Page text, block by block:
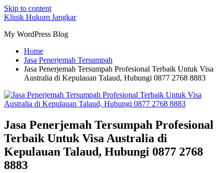
Skip to content
Klinik Hukum Jangkar
My WordPress Blog
Home
Jasa Penerjemah Tersumpah
Jasa Penerjemah Tersumpah Profesional Terbaik Untuk Visa
Australia di Kepulauan Talaud, Hubungi 0877 2768 8883
Jasa Penerjemah Tersumpah Profesional
Terbaik Untuk Visa Australia di
Kepulauan Talaud, Hubungi 0877 2768
8883